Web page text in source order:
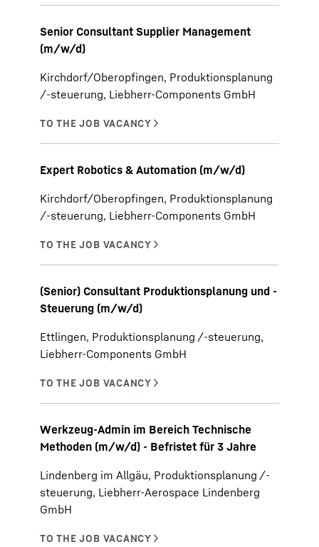
Senior Consultant Supplier Management
(m/w/d)
Kirchdorf/Oberopfingen, Produktionsplanung
/-steuerung, Liebherr-Components GmbH
Expert Robotics & Automation (m/w/d)
Kirchdorf/Oberopfingen, Produktionsplanung
/-steuerung, Liebherr-Components GmbH
(Senior) Consultant Produktionsplanung und -
Steuerung (m/w/d)
Ettlingen, Produktionsplanung /-steuerung,
Liebherr-Components GmbH
Werkzeug-Admin im Bereich Technische
Methoden (m/w/d) - Befristet für 3 Jahre
Lindenberg im Allgäu, Produktionsplanung /-
steuerung, Liebherr-Aerospace Lindenberg
GmbH